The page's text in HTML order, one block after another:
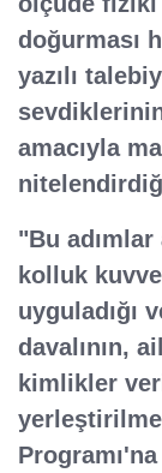
doğurması
yazılı
amacıyla
"Bu adımlar
kolluk
uyguladığı
davalının,
kimlikler